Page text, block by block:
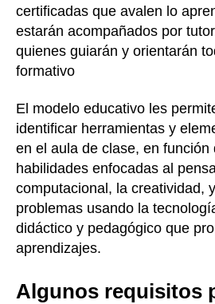
certificadas que avalen lo
estarán acompañados por
quienes guiarán y orientarán
formativo
El modelo educativo les
identificar herramientas y
en el aula de clase, en función
habilidades enfocadas al
computacional, la creatividad,
problemas usando la
didáctico y pedagógico que
aprendizajes.
Algunos requisitos